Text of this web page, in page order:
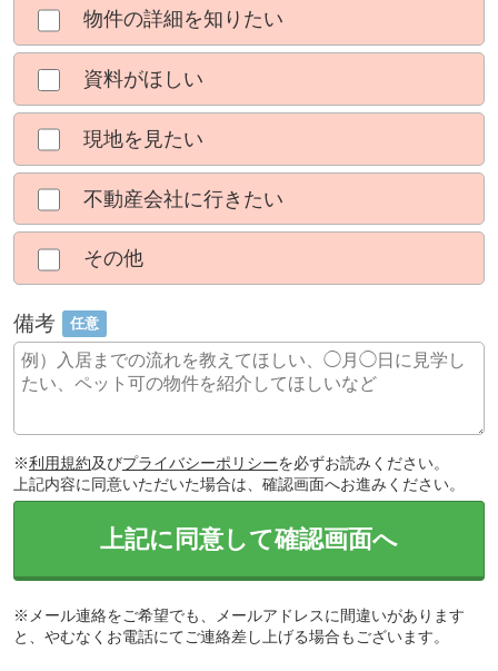
物件の詳細を知りたい
資料がほしい
現地を見たい
不動産会社に行きたい
その他
備考 任意
※利用規約及びプライバシーポリシーを必ずお読みください。
上記内容に同意いただいた場合は、確認画面へお進みください。
上記に同意して確認画面へ
※メール連絡をご希望でも、メールアドレスに間違いがあります
と、やむなくお電話にてご連絡差し上げる場合もございます。